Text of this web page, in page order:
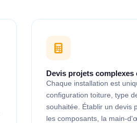
Devis projets
Chaque installation est
configuration toiture, type
souhaitée. Établir un devis
les composants, la main-